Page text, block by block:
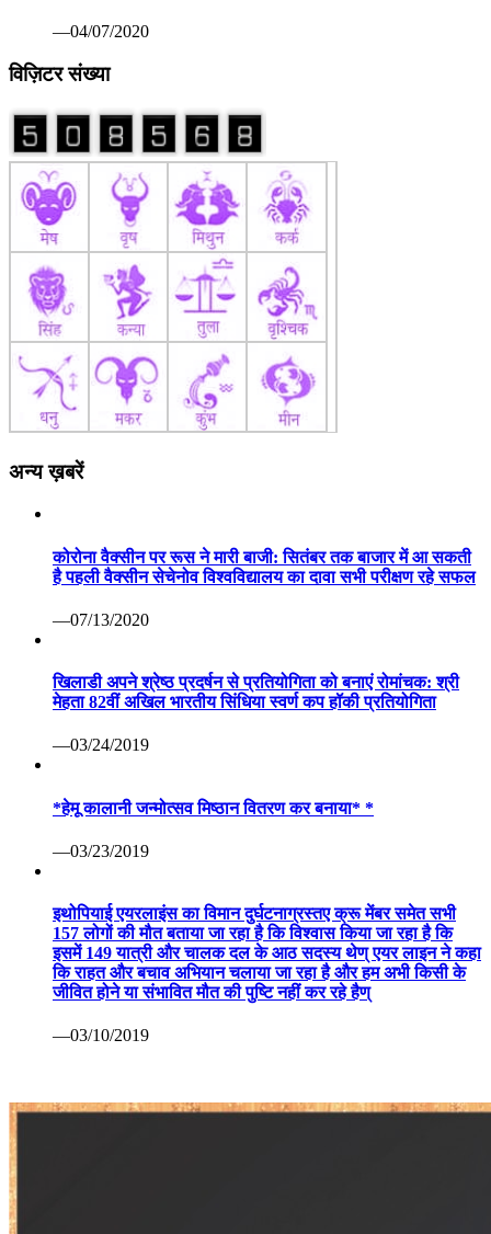
—04/07/2020
विज़िटर संख्या
अन्य ख़बरें
कोरोना वैक्सीन पर रूस ने मारी बाजी: सितंबर तक बाजार में आ सकती
है पहली वैक्सीन सेचेनोव विश्वविद्यालय का दावा सभी परीक्षण रहे सफल
—07/13/2020
खिलाडी अपने श्रेष्ठ प्रदर्षन से प्रतियोगिता को बनाएं रोमांचक: श्री
मेहता 82वीं अखिल भारतीय सिंधिया स्वर्ण कप हॉकी प्रतियोगिता
—03/24/2019
*हेमू कालानी जन्मोत्सव मिष्ठान वितरण कर बनाया* *
—03/23/2019
इथोपियाई एयरलाइंस का विमान दुर्घटनाग्रस्तए क्रू मेंबर समेत सभी
157 लोगों की मौत बताया जा रहा है कि विश्वास किया जा रहा है कि
इसमें 149 यात्री और चालक दल के आठ सदस्य थेण् एयर लाइन ने कहा
कि राहत और बचाव अभियान चलाया जा रहा है और हम अभी किसी के
जीवित होने या संभावित मौत की पुष्टि नहीं कर रहे हैण्
—03/10/2019